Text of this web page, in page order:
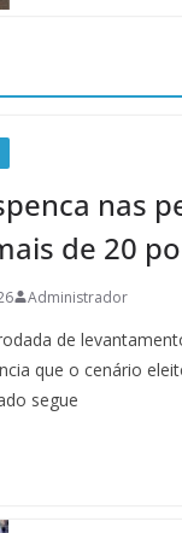
nas
de 20
Administrador
de
que o cenário
segue